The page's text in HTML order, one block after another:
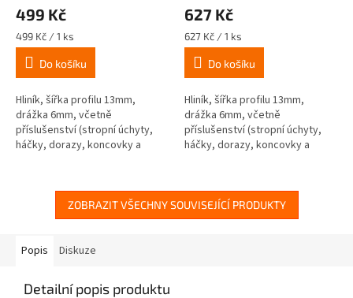
499 Kč
Měrná
cena:
499 Kč / 1 ks
Do košíku
Hliník, šířka profilu 13mm,
drážka 6mm, včetně
příslušenství (stropní úchyty,
háčky, dorazy, koncovky a
627 Kč
Měrná
cena:
627 Kč / 1 ks
Do košíku
Hliník, šířka profilu 13mm,
drážka 6mm, včetně
příslušenství (stropní úchyty,
háčky, dorazy, koncovky a
ZOBRAZIT VŠECHNY SOUVISEJÍCÍ PRODUKTY
Popis Diskuze
Detailní popis produktu